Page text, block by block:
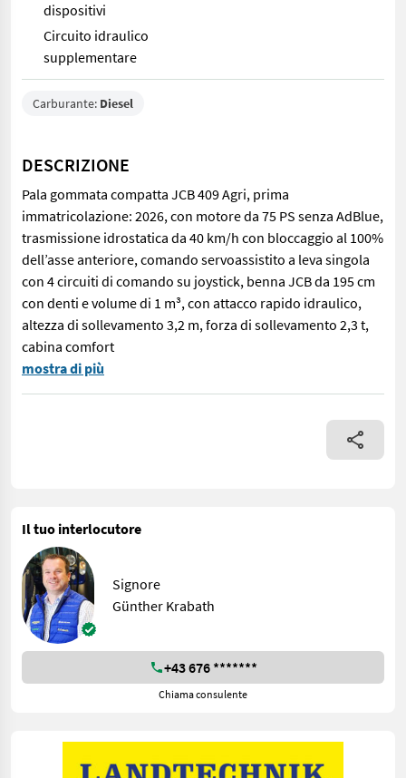
dispositivi
Circuito idraulico
supplementare
Carburante: Diesel
DESCRIZIONE
Pala gommata compatta JCB 409 Agri, prima
immatricolazione: 2026, con motore da 75 PS senza AdBlue,
trasmissione idrostatica da 40 km/h con bloccaggio al 100%
dell’asse anteriore, comando servoassistito a leva singola
con 4 circuiti di comando su joystick, benna JCB da 195 cm
con denti e volume di 1 m³, con attacco rapido idraulico,
altezza di sollevamento 3,2 m, forza di sollevamento 2,3 t,
cabina comfort
Pala gommata compatta JCB 409 Agri, prima
mostra di più
Il tuo interlocutore
Signore
Günther Krabath
+43 676 *******
Chiama consulente